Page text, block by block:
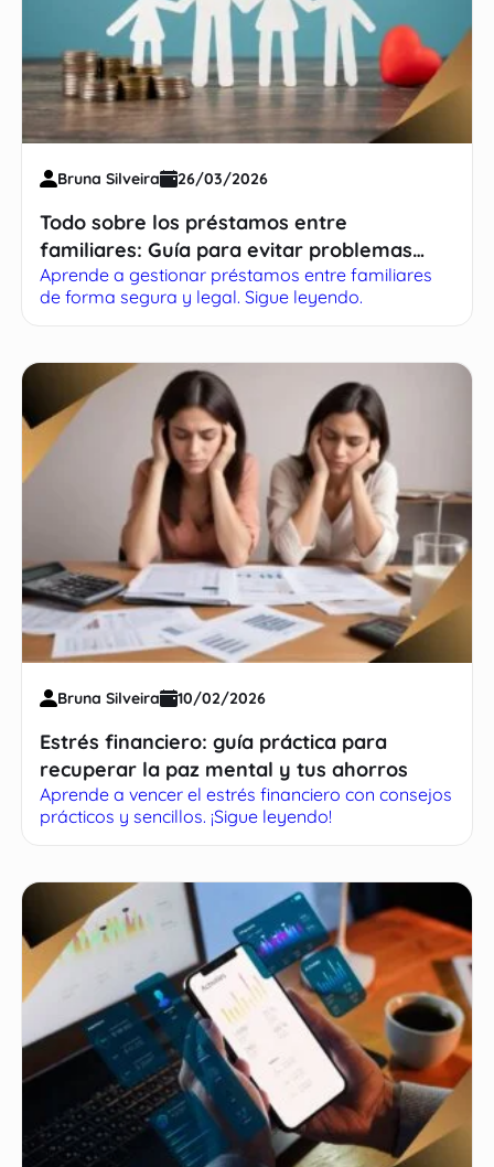
Bruna Silveira 26/03/2026
Todo sobre los préstamos entre
familiares: Guía para evitar problemas
legales
Aprende a gestionar préstamos entre familiares
de forma segura y legal. Sigue leyendo.
Bruna Silveira 10/02/2026
Estrés financiero: guía práctica para
recuperar la paz mental y tus ahorros
Aprende a vencer el estrés financiero con consejos
prácticos y sencillos. ¡Sigue leyendo!